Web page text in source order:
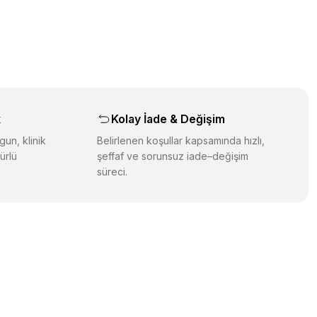
klinik
Kolay İade & Değişim
Belirlenen koşullar kapsamında hızlı,
şeffaf ve sorunsuz iade–değişim
süreci.